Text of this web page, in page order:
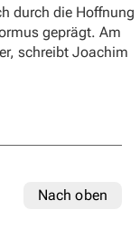
durch die Hoffnung
geprägt. Am
schreibt Joachim
Nach oben